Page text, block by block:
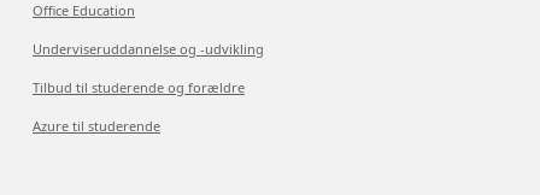
Office Education
Underviseruddannelse og -udvikling
Tilbud til studerende og forældre
Azure til studerende